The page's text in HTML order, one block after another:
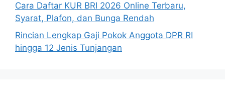
Cara Daftar KUR BRI 2026 Online Terbaru,
Syarat, Plafon, dan Bunga Rendah
Rincian Lengkap Gaji Pokok Anggota DPR RI
hingga 12 Jenis Tunjangan